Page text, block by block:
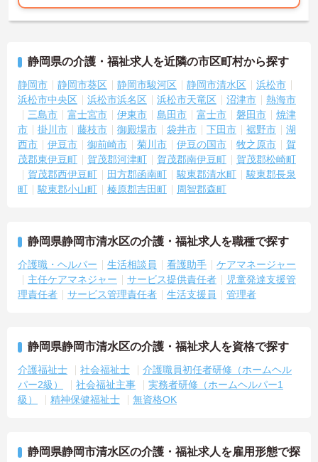
静岡県の介護・福祉求人を近隣の市区町村から探す
静岡市 静岡市葵区 静岡市駿河区 静岡市清水区
浜松市
浜松市中央区
浜松市浜名区 浜松市天竜区 沼津市
熱海市
三島市
富士宮市 伊東市 島田市 富士市 磐田市
焼津
市
掛川市 藤枝市 御殿場市 袋井市 下田市 裾野市
湖
西市
伊豆市 御前崎市 菊川市 伊豆の国市 牧之原市
賀
茂郡東伊豆町
賀茂郡河津町 賀茂郡南伊豆町
賀茂郡松崎町
賀茂郡西伊豆町
田方郡函南町 駿東郡清水町
駿東郡長泉
町
駿東郡小山町 榛原郡吉田町 周智郡森町
静岡県静岡市清水区の介護・福祉求人を職種で探す
介護職・ヘルパー 生活相談員 看護助手
ケアマネージャー
主任ケアマネジャー
サービス提供責任者
児童発達支援管
理責任者
サービス管理責任者 生活支援員 管理者
静岡県静岡市清水区の介護・福祉求人を資格で探す
介護福祉士 社会福祉士
介護職員初任者研修（ホームヘル
パー2級）
社会福祉主事
実務者研修（ホームヘルパー1
級）
精神保健福祉士 無資格OK
静岡県静岡市清水区の介護・福祉求人を雇用形態で探